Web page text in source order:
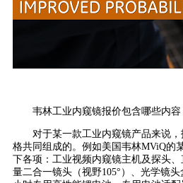
韦林工业内窥镜报价包含哪些内容
对于某一款工业内窥镜产品来说
格共同组成的。例如美国韦林MViQ的
下各项：工业视频内窥镜主机及探头
量二合一镜头（视野105°）、光学镜